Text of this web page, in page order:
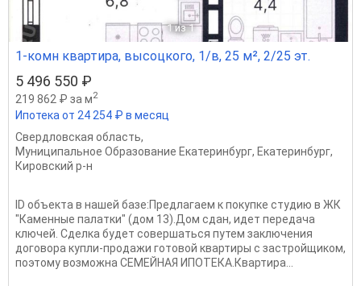
1 из 1
1-комн квартира, высоцкого, 1/в, 25 м², 2/25 эт.
5 496 550 ₽
219 862 ₽ за м2
Ипотека от 24 254 ₽ в месяц
Свердловская область,
Муниципальное Образование Екатеринбург, Екатеринбург,
Кировский р-н
ID объекта в нашей базе:Предлагаем к покупке студию в ЖК
"Каменные палатки" (дом 13).Дом сдан, идет передача
ключей. Сделка будет совершаться путем заключения
договора купли-продажи готовой квартиры с застройщиком,
поэтому возможна СЕМЕЙНАЯ ИПОТЕКА.Квартира...